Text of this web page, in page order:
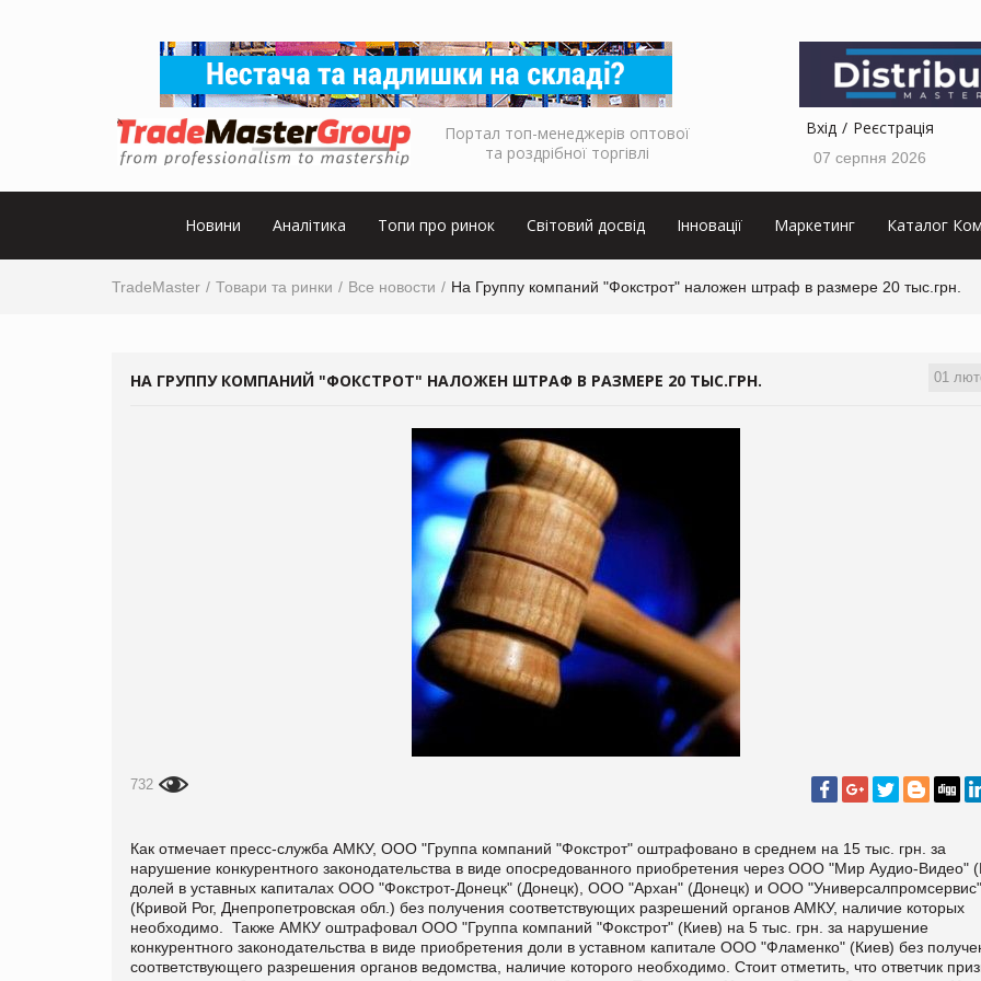
Портал топ-менеджерів оптової
та роздрібної торгівлі
Вхід Реєстрація
07 серпня 2026
Новини Аналітика Топи про ринок Світовий досвід Інновації Маркетинг Каталог
TradeMaster Товари та ринки Все новости На Группу компаний "Фокстрот" наложен штраф в размере 20 тыс.грн.
01
НА ГРУППУ КОМПАНИЙ "ФОКСТРОТ" НАЛОЖЕН ШТРАФ В РАЗМЕРЕ 20 ТЫС.ГРН.
732
Как отмечает пресс-служба АМКУ, ООО "Группа компаний "Фокстрот" оштрафовано в среднем на 15 тыс. грн. за
нарушение конкурентного законодательства в виде опосредованного приобретения через ООО "Мир Аудио-Видео"
долей в уставных капиталах ООО "Фокстрот-Донецк" (Донецк), ООО "Архан" (Донецк) и ООО "Универсалпромсервис"
(Кривой Рог, Днепропетровская обл.) без получения соответствующих разрешений органов АМКУ, наличие которых
необходимо. Также АМКУ оштрафовал ООО "Группа компаний "Фокстрот" (Киев) на 5 тыс. грн. за нарушение
конкурентного законодательства в виде приобретения доли в уставном капитале ООО "Фламенко" (Киев) без
соответствующего разрешения органов ведомства, наличие которого необходимо. Стоит отметить, что ответчик